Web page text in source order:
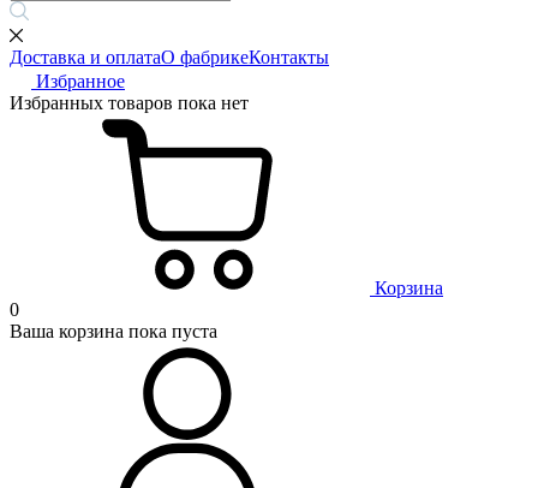
Доставка и оплатаО фабрикеКонтакты
Избранное
Избранных товаров пока нет
Корзина
0
Ваша корзина пока пуста